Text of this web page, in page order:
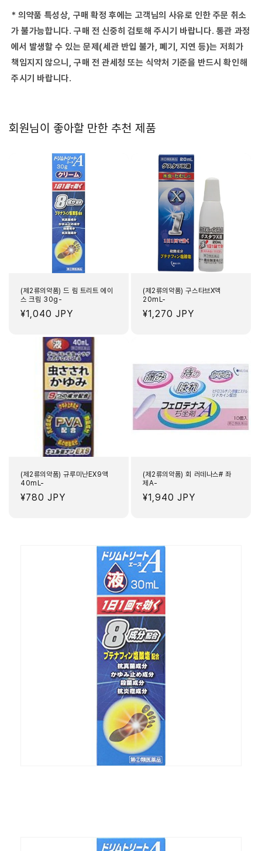
임
림
* 의약품 특성상, 구매 확정 후에는 고객님의 사유로 인한 주문 취소
가 불가능합니다. 구매 전 신중히 검토해 주시기 바랍니다. 통관 과정
에서 발생할 수 있는 문제(세관 반입 불가, 폐기, 지연 등)는 저희가
책임지지 않으니, 구매 전 관세청 또는 식약처 기준을 반드시 확인해
주시기 바랍니다.
회원님이 좋아할 만한 추천 제품
(제2류의약품) 드 림 트리트 에이
스 크림 30g-
정
¥1,040 JPY
(제2류의약품) 구스타브X액
20mL-
정
¥1,270 JPY
(제2류의약품) 규루미난EX9액
40mL-
정
¥780 JPY
(제2류의약품) 회 러데나스# 좌
제A-
정
¥1,940 JPY